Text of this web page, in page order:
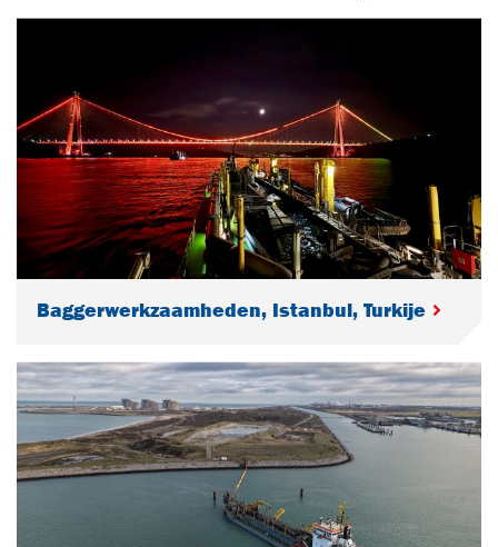
Baggerwerkzaamheden, Istanbul, Turkije